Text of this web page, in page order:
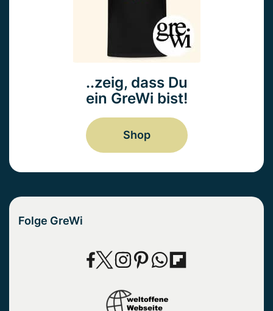
..zeig, dass Du
ein GreWi bist!
Shop
Folge GreWi